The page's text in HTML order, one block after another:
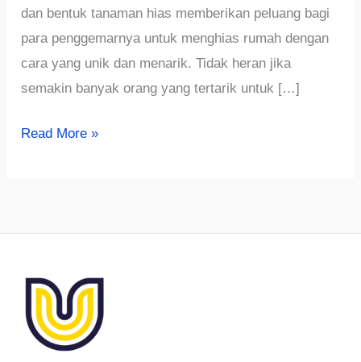
dan bentuk tanaman hias memberikan peluang bagi
para penggemarnya untuk menghias rumah dengan
cara yang unik dan menarik. Tidak heran jika
semakin banyak orang yang tertarik untuk […]
880+
Tanaman
Unik,
dan
Read More »